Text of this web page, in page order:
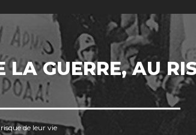
LA GUERRE, AU
de leur vie